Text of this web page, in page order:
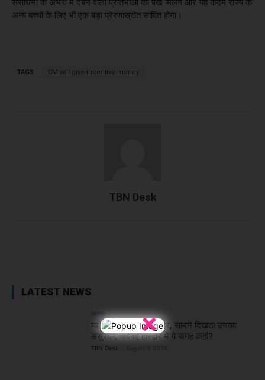
×
संसाधनों के अभाव में दबने वाली प्रतिभाओं को पंख मिलेंगे और यह कदम राज्य के
अन्य बच्चों के लिए भी एक बड़ा प्रेरणास्रोत साबित होगा।
TAGS CM will give incentive money
TBN Desk
LATEST NEWS
आस्था
यहीं भोलेनाथ ने पिया जहर, सामने दिखता उनका
ससुराल, जानिए हरिद्वार में ये जगह कहां?
TBN Desk